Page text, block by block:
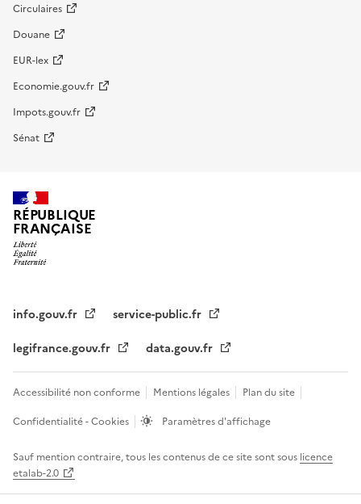
Circulaires
Douane
EUR-lex
Economie.gouv.fr
Impots.gouv.fr
Sénat
RÉPUBLIQUE
FRANÇAISE
info.gouv.fr
service-public.fr
legifrance.gouv.fr
data.gouv.fr
Accessibilité non conforme Mentions légales
Plan du site
Confidentialité - Cookies
Paramètres d'affichage
Sauf mention contraire, tous les contenus de ce site sont sous licence
etalab-2.0